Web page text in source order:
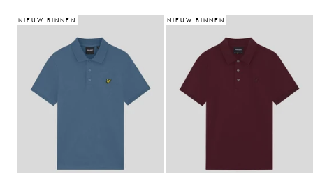
NIEUW BINNEN NIEUW BINNEN